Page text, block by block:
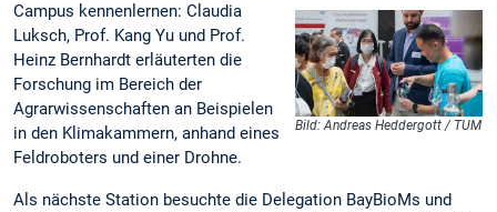
Bild: Andreas Heddergott / TUM
Campus kennenlernen: Claudia
Luksch, Prof. Kang Yu und Prof.
Heinz Bernhardt erläuterten die
Forschung im Bereich der
Agrarwissenschaften an Beispielen
in den Klimakammern, anhand eines
Feldroboters und einer Drohne.
Als nächste Station besuchte die Delegation BayBioMs und